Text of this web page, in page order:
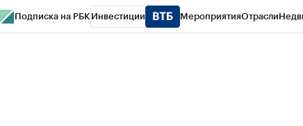
Подписка на РБК Инвестиции МероприятияОтрасли